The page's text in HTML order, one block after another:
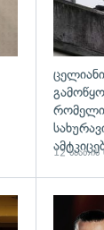
12 საათის